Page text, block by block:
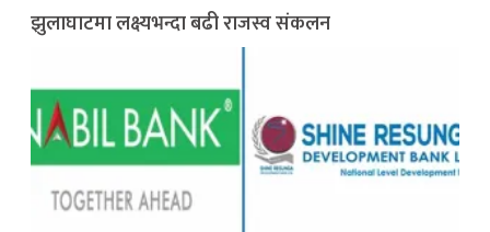
झुलाघाटमा लक्ष्यभन्दा बढी राजस्व संकलन